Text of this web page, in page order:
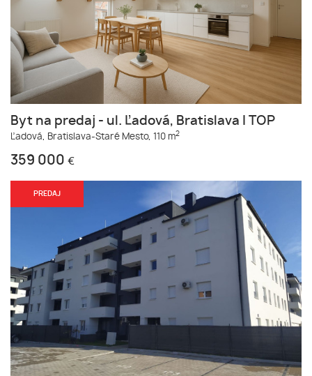
Byt na predaj - ul. Ľadová, Bratislava I TOP
Ľadová, Bratislava-Staré Mesto, 110 m2
359 000 €
PREDAJ